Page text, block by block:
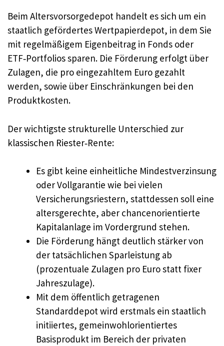
Beim Altersvorsorgedepot handelt es sich um ein
staatlich gefördertes Wertpapierdepot, in dem Sie
mit regelmäßigem Eigenbeitrag in Fonds oder
ETF‑Portfolios sparen. Die Förderung erfolgt über
Zulagen, die pro eingezahltem Euro gezahlt
werden, sowie über Einschränkungen bei den
Produktkosten.
Der wichtigste strukturelle Unterschied zur
klassischen Riester‑Rente:
Es gibt keine einheitliche Mindestverzinsung
oder Vollgarantie wie bei vielen
Versicherungsriestern, stattdessen soll eine
altersgerechte, aber chancenorientierte
Kapitalanlage im Vordergrund stehen.
Die Förderung hängt deutlich stärker von
der tatsächlichen Sparleistung ab
(prozentuale Zulagen pro Euro statt fixer
Jahreszulage).
Mit dem öffentlich getragenen
Standarddepot wird erstmals ein staatlich
initiiertes, gemeinwohlorientiertes
Basisprodukt im Bereich der privaten